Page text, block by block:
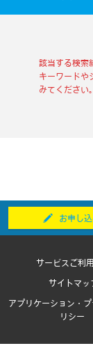
該当する検索
キーワードや
みてください。
お申し
サービスご利
サイトマッ
アプリケーション・
リシー